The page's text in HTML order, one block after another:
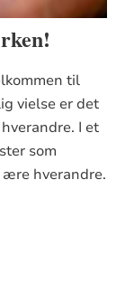
til
vielse er det
I et
som
ære hverandre.